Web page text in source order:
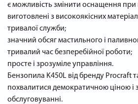
є можливість змінити оснащення при
виготовлені з високоякісних
тривалої служби;
значний обсяг мастильного і
тривалий час безперебійної роботи;
просте і зрозуміле управління.
Бензопила K450L від бренду Procraft
похвалитися демократичною ціною і
обслуговуванні.